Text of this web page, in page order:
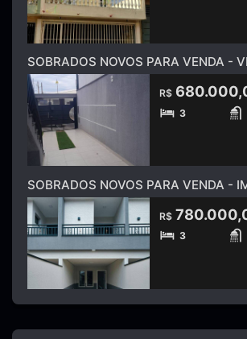
SOBRADOS NOVOS PARA VENDA -
R$
3
SOBRADOS NOVOS PARA VENDA -
R$
3